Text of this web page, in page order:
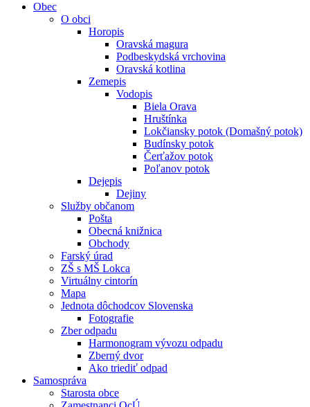
Obec
O obci
Horopis
Oravská magura
Podbeskydská vrchovina
Oravská kotlina
Zemepis
Vodopis
Biela Orava
Hruštínka
Lokčiansky potok (Domašný potok)
Budínsky potok
Čerťažov potok
Poľanov potok
Dejepis
Dejiny
Služby občanom
Pošta
Obecná knižnica
Obchody
Farský úrad
ZŠ s MŠ Lokca
Virtuálny cintorín
Mapa
Jednota dôchodcov Slovenska
Fotografie
Zber odpadu
Harmonogram vývozu odpadu
Zberný dvor
Ako triediť odpad
Samospráva
Starosta obce